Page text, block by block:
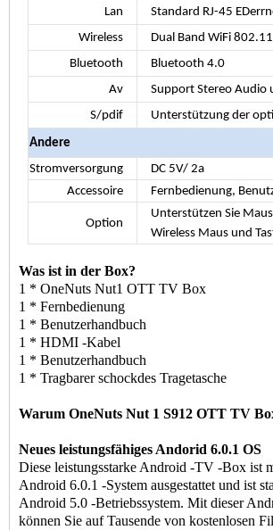
Lan
Standard RJ-45
Wireless
Dual Band WiFi
Bluetooth
Bluetooth 4.0
Av
Support Stereo Audio
S/pdif
Unterstützung der
Andere
Stromversorgung
DC 5V/ 2a
Accessoire
Fernbedienung,
Option
Unterstützen Sie
Wireless Maus und
Was ist in der Box?
1 * OneNuts Nut1 OTT TV Box
1 * Fernbedienung
1 * Benutzerhandbuch
1 * HDMI -Kabel
1 * Benutzerhandbuch
1 * Tragbarer schockdes Tragetasche
Warum OneNuts Nut 1 S912 OTT TV
Neues leistungsfähiges Andorid 6.0.1 OS
Diese leistungsstarke Android -TV -Box ist
Android 6.0.1 -System ausgestattet und ist
Android 5.0 -Betriebssystem. Mit dieser
können Sie auf Tausende von kostenlosen